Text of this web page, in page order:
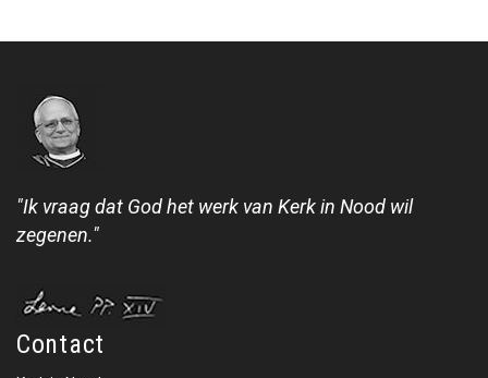
"Ik vraag dat God het werk van Kerk in Nood wil
zegenen."
Contact